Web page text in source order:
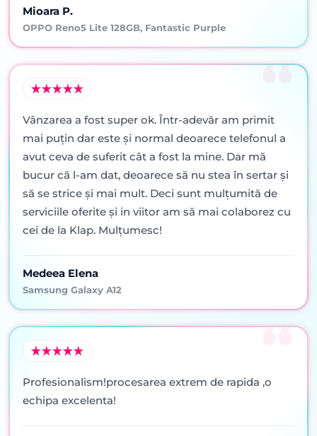
Mioara P.
OPPO Reno5 Lite 128GB, Fantastic Purple
Vânzarea a fost super ok. Într-adevăr am primit
mai puţin dar este şi normal deoarece telefonul a
avut ceva de suferit cât a fost la mine. Dar mă
bucur că l-am dat, deoarece să nu stea în sertar şi
să se strice şi mai mult. Deci sunt mulţumită de
serviciile oferite şi in viitor am să mai colaborez cu
cei de la Klap. Mulţumesc!
Medeea Elena
Samsung Galaxy A12
Profesionalism!procesarea extrem de rapida ,o
echipa excelenta!